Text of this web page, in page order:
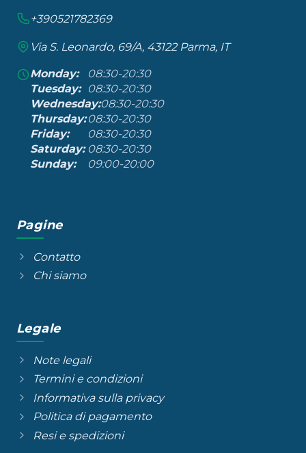
+390521782369
Via S. Leonardo, 69/A, 43122 Parma, IT
Monday:
08:30-20:30
Tuesday:
08:30-20:30
Wednesday:08:30-20:30
Thursday: 08:30-20:30
Friday:
08:30-20:30
Saturday: 08:30-20:30
Sunday:
09:00-20:00
Pagine
Contatto
Chi siamo
Legale
Note legali
Termini e condizioni
Informativa sulla privacy
Politica di pagamento
Resi e spedizioni